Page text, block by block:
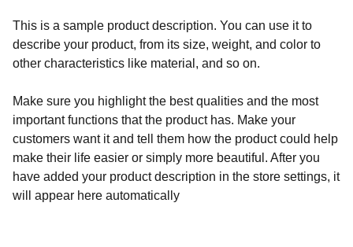
This is a sample product description. You can use it to
describe your product, from its size, weight, and color to
other characteristics like material, and so on.
Make sure you highlight the best qualities and the most
important functions that the product has. Make your
customers want it and tell them how the product could help
make their life easier or simply more beautiful. After you
have added your product description in the store settings, it
will appear here automatically